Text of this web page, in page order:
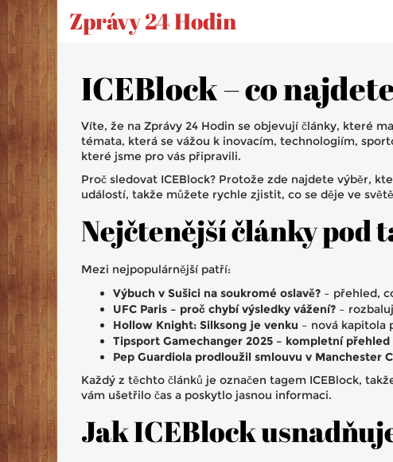
Zprávy 24 Hodin
ICEBlock – co
Víte, že na Zprávy 24 Hodin se objevují články, které
témata, která se vážou k inovacím, technologiím,
které jsme pro vás připravili.
Proč sledovat ICEBlock? Protože zde najdete výběr,
událostí, takže můžete rychle zjistit, co se děje ve
Nejčtenější články pod
Mezi nejpopulárnější patří:
Výbuch v Sušici na soukromé oslavě? – přehled,
UFC Paris – proč chybí výsledky vážení? –
Hollow Knight: Silksong je venku – nová kapitola
Tipsport Gamechanger 2025 – kompletní
Pep Guardiola prodloužil smlouvu v Manchester
Každý z těchto článků je označen tagem ICEBlock,
vám ušetřilo čas a poskytlo jasnou informaci.
Jak ICEBlock